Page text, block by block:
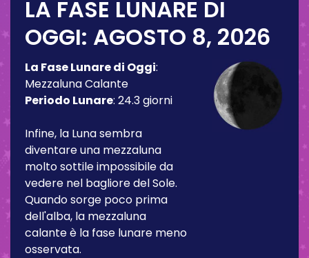
LA FASE LUNARE DI
OGGI: AGOSTO 8, 2026
La Fase Lunare di Oggi:
Mezzaluna Calante
Periodo Lunare: 24.3 giorni
Infine, la Luna sembra
diventare una mezzaluna
molto sottile impossibile da
vedere nel bagliore del Sole.
Quando sorge poco prima
dell'alba, la mezzaluna
calante è la fase lunare meno
osservata.